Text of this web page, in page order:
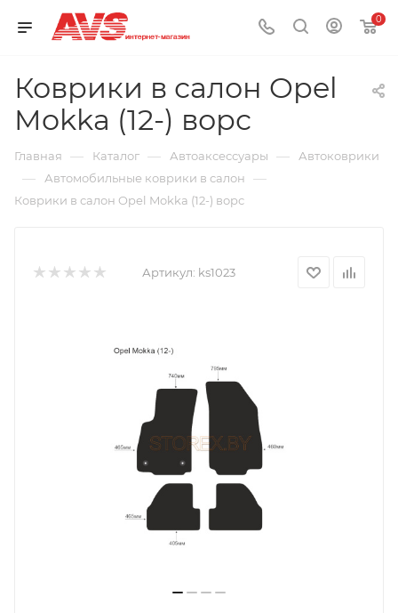
0
Коврики в салон Opel
Mokka (12-) ворс
Главная — Каталог — Автоаксессуары — Автоковрики
— Автомобильные коврики в салон —
Коврики в салон Opel Mokka (12-) ворс
Артикул: ks1023